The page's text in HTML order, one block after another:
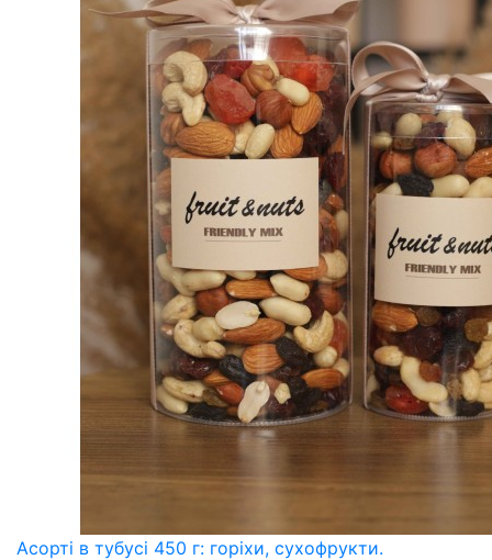
Асорті в тубусі 450 г: горіхи, сухофрукти.